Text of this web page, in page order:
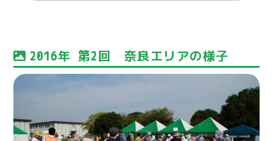
2016年 第2回 奈良エリアの様子